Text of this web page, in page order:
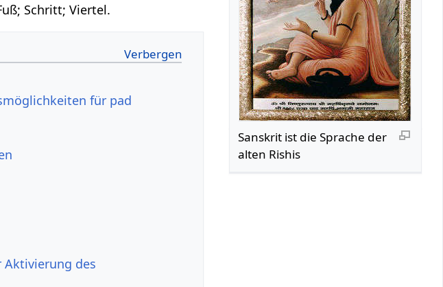
Sanskrit ist die Sprache der
alten Rishis
Schritt; Viertel.
für pad
Aktivierung des